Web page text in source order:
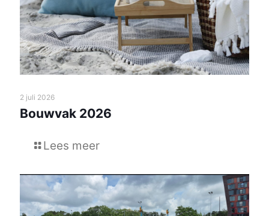
2 juli 2026
Bouwvak 2026
Lees meer